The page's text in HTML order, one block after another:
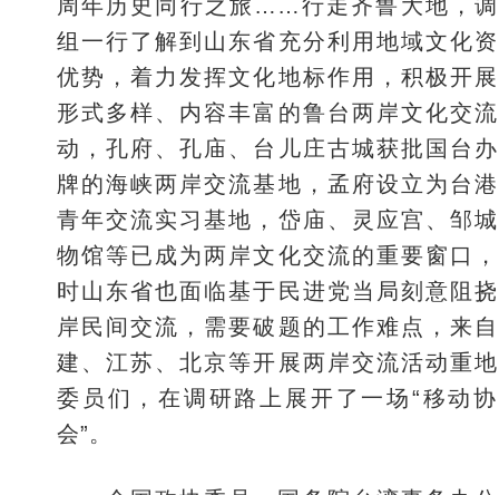
周年历史同行之旅……行走齐鲁大地，
组一行了解到山东省充分利用地域文化
优势，着力发挥文化地标作用，积极开
形式多样、内容丰富的鲁台两岸文化交
动，孔府、孔庙、台儿庄古城获批国台
牌的海峡两岸交流基地，孟府设立为台
青年交流实习基地，岱庙、灵应宫、邹
物馆等已成为两岸文化交流的重要窗口
时山东省也面临基于民进党当局刻意阻
岸民间交流，需要破题的工作难点，来
建、江苏、北京等开展两岸交流活动重
委员们，在调研路上展开了一场“移动
会”。